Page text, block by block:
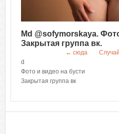
Md @sofymorskaya.
Закрытая группа вк.
← сюда
d
Фото и видео на бусти
Закрытая группа вк